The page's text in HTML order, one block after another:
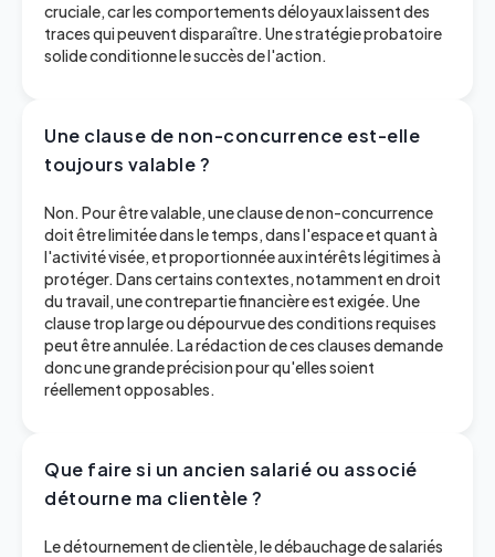
cruciale, car les comportements déloyaux laissent des
traces qui peuvent disparaître. Une stratégie probatoire
solide conditionne le succès de l'action.
Une clause de non-concurrence est-elle
toujours valable ?
Non. Pour être valable, une clause de non-concurrence
doit être limitée dans le temps, dans l'espace et quant à
l'activité visée, et proportionnée aux intérêts légitimes à
protéger. Dans certains contextes, notamment en droit
du travail, une contrepartie financière est exigée. Une
clause trop large ou dépourvue des conditions requises
peut être annulée. La rédaction de ces clauses demande
donc une grande précision pour qu'elles soient
réellement opposables.
Que faire si un ancien salarié ou associé
détourne ma clientèle ?
Le détournement de clientèle, le débauchage de salariés